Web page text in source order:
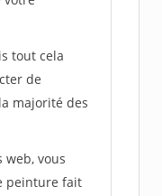
tout cela
de
majorité des
vous
peinture fait